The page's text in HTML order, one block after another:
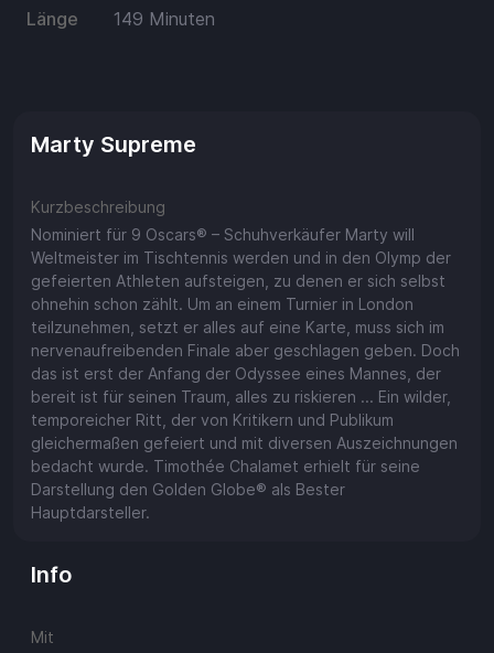
Länge
149 Minuten
Marty Supreme
Kurzbeschreibung
Nominiert für 9 Oscars® – Schuhverkäufer Marty will
Weltmeister im Tischtennis werden und in den Olymp der
gefeierten Athleten aufsteigen, zu denen er sich selbst
ohnehin schon zählt. Um an einem Turnier in London
teilzunehmen, setzt er alles auf eine Karte, muss sich im
nervenaufreibenden Finale aber geschlagen geben. Doch
das ist erst der Anfang der Odyssee eines Mannes, der
bereit ist für seinen Traum, alles zu riskieren ... Ein wilder,
temporeicher Ritt, der von Kritikern und Publikum
gleichermaßen gefeiert und mit diversen Auszeichnungen
bedacht wurde. Timothée Chalamet erhielt für seine
Darstellung den Golden Globe® als Bester
Hauptdarsteller.
Info
Mit